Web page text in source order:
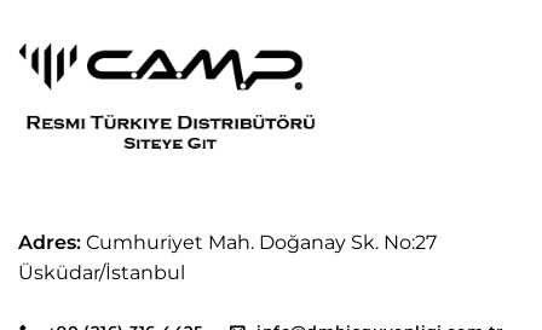
Adres: Cumhuriyet Mah. Doğanay Sk. No:27
Üsküdar/İstanbul